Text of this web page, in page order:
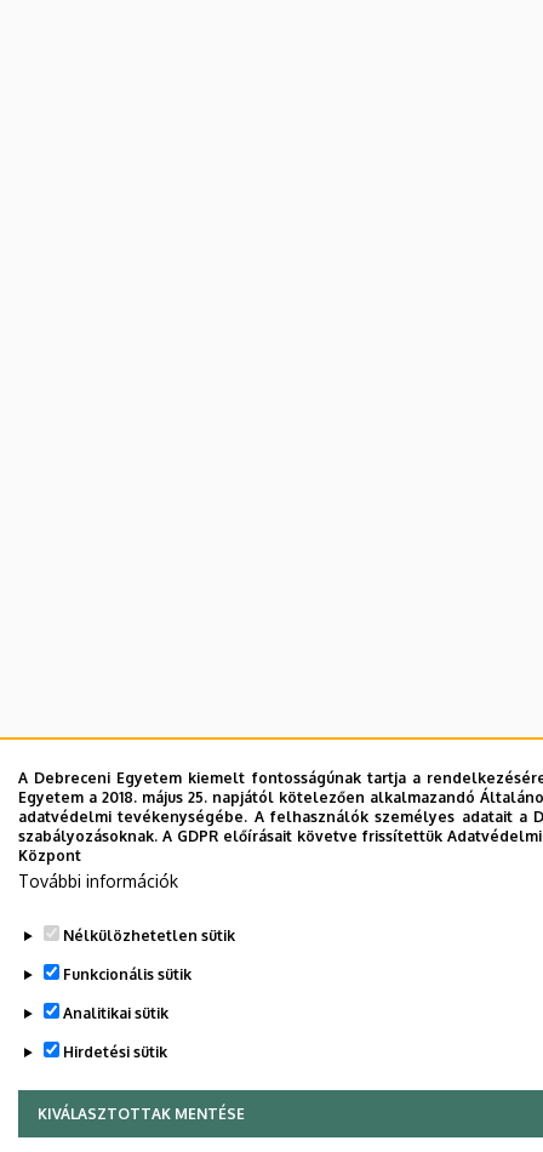
A Debreceni Egyetem kiemelt fontosságúnak tartja a
Egyetem a 2018. május 25. napjától kötelezően alkalmazandó
adatvédelmi tevékenységébe. A felhasználók személyes adatait
szabályozásoknak. A GDPR előírásait követve frissítettük
Központ
További információk
Nélkülözhetetlen sütik
Funkcionális sütik
Analitikai sütik
Hirdetési sütik
KIVÁLASZTOTTAK MENTÉSE
WITHDRAW CONSENT